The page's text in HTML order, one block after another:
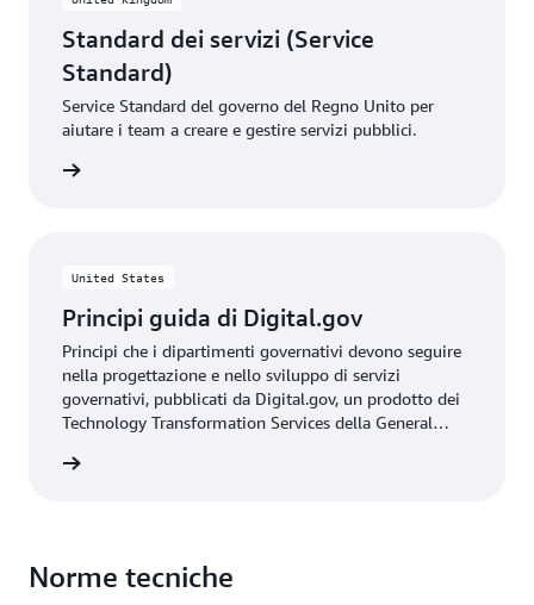
Standard dei servizi (Service
Standard)
Service Standard del governo del Regno Unito per
aiutare i team a creare e gestire servizi pubblici.
United States
Principi guida di Digital.gov
Principi che i dipartimenti governativi devono seguire
nella progettazione e nello sviluppo di servizi
governativi, pubblicati da Digital.gov, un prodotto dei
Technology Transformation Services della General
Norme tecniche